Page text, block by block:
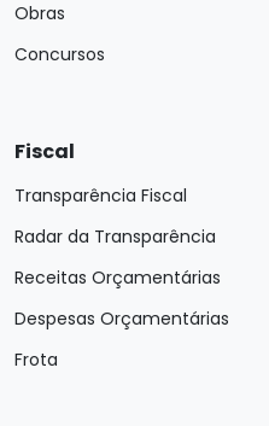
Obras
Concursos
Fiscal
Transparência Fiscal
Radar da Transparência
Receitas Orçamentárias
Despesas Orçamentárias
Frota